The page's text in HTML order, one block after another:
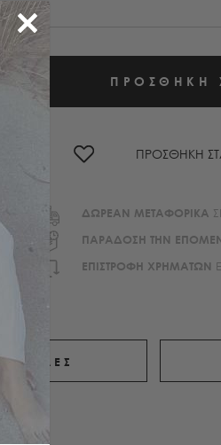
ΠΡΟΣΘΗΚΗ
ΔΩΡΕΑΝ ΜΕΤΑΦΟΡΙΚA
ΠΑΡΑΔΟΣΗ ΤΗΝ
EΠΙΣΤΡΟΦΗ ΧΡΗΜΑΤΩΝ